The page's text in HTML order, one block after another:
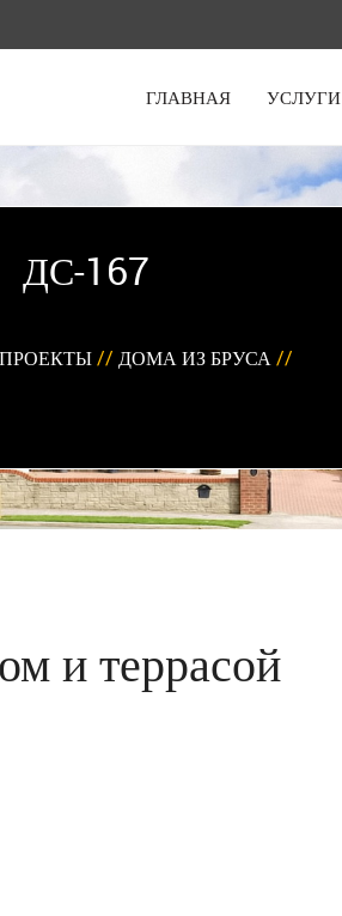
ГЛАВНАЯ УСЛУГИ
ДС-167
ПРОЕКТЫ // ДОМА ИЗ БРУСА //
и террасой